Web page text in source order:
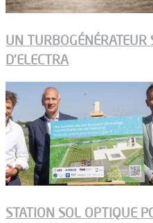
UN TURBOGÉNÉRATEUR
D’ELECTRA
STATION SOL OPTIQUE